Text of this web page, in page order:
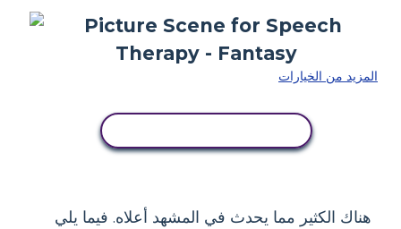
المزيد من الخيارات
هناك الكثير مما يحدث في المشهد أعلاه. فيما يلي